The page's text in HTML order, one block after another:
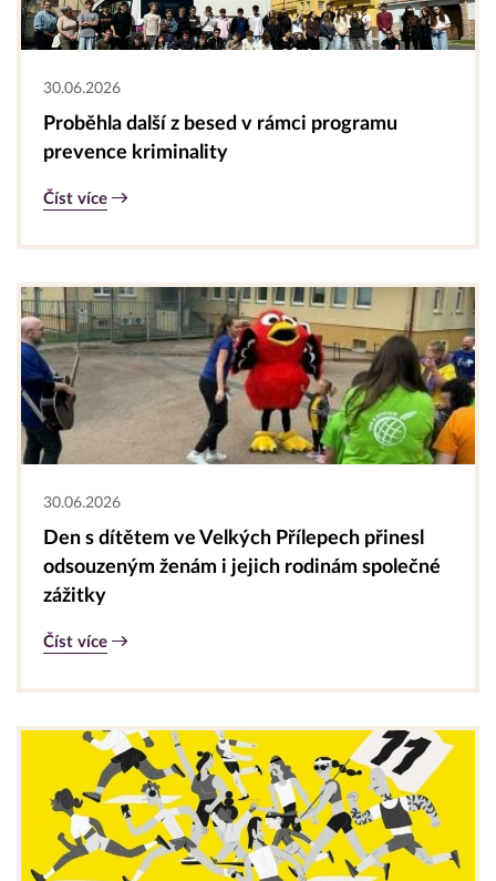
30.06.2026
Proběhla další z besed v rámci programu
prevence kriminality
Číst více
30.06.2026
Den s dítětem ve Velkých Přílepech přinesl
odsouzeným ženám i jejich rodinám společné
zážitky
Číst více